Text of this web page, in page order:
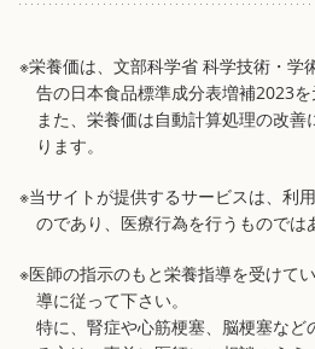
※栄養価は、文部科学省 科学技術・学
告の日本食品標準成分表増補2023を
また、栄養価は自動計算処理の改
ります。
※当サイトが提供するサービスは、利
のであり、医療行為を行うものでは
※医師の指示のもと栄養指導を受けて
導に従って下さい。
特に、腎症や心筋梗塞、脳梗塞など